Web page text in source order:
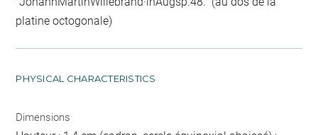
platine octogonale)
PHYSICAL CHARACTERISTICS
Dimensions